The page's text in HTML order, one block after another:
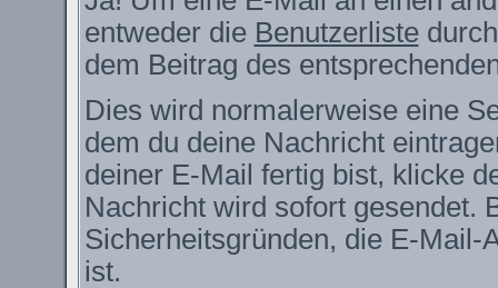
entweder die Benutzerliste
dem Beitrag des
Dies wird normalerweise eine
dem du deine Nachricht
deiner E-Mail fertig bist, klicke
Nachricht wird sofort gesendet.
Sicherheitsgründen, die E-Mail-
ist.